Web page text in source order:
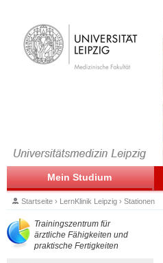
Mein Studium
Startseite› LernKlinik Leipzig› Stationen
Trainingszentrum für
ärztliche Fähigkeiten und
praktische Fertigkeiten